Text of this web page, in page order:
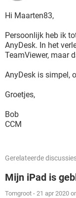
Hi Maarten83,
Persoonlijk heb ik
AnyDesk. In het
TeamViewer, maar
AnyDesk is simpel,
Groetjes,
Bob
CCM
Gerelateerde
Mijn iPad is
Tomgroot - 21 apr 2020